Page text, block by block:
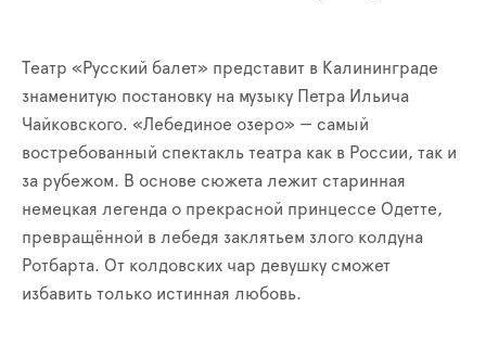
Театр «Русский балет» представит в Калининграде
знаменитую постановку на музыку Петра Ильича
Чайковского. «Лебединое озеро» — самый
востребованный спектакль театра как в России, так и
за рубежом. В основе сюжета лежит старинная
немецкая легенда о прекрасной принцессе Одетте,
превращённой в лебедя заклятьем злого колдуна
Ротбарта. От колдовских чар девушку сможет
избавить только истинная любовь.